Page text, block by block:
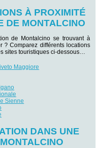
À PROXIMITÉ
DE MONTALCINO
de Montalcino se trouvant à
? Comparez différents locations
sites touristiques ci-dessous…
Maggiore
Sienne
DANS UNE